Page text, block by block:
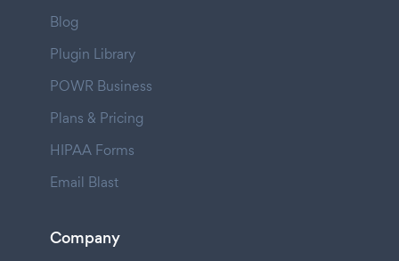
Blog
Plugin Library
POWR Business
Plans & Pricing
HIPAA Forms
Email Blast
Company